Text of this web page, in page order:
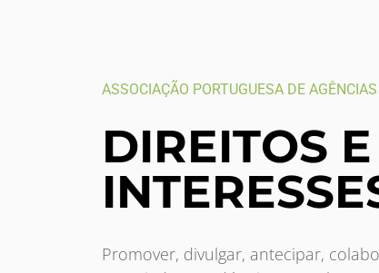
ASSOCIAÇÃO PORTUGUESA DE
DIREITOS E
Promover, divulgar, antecipar,